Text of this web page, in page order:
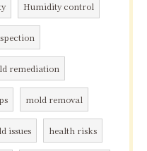
Humidity control
remediation
mold removal
issues health risks